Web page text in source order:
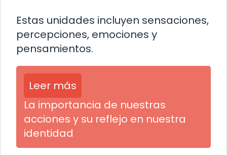
Estas unidades incluyen sensaciones,
percepciones, emociones y
pensamientos.
Leer más
La importancia de nuestras
acciones y su reflejo en nuestra
identidad